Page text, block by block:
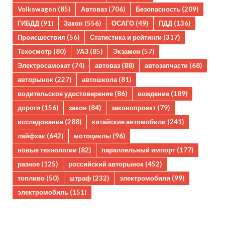
Volkswagen (85) Автоваз (706) Безопасность (209)
ГИБДД (91) Закон (556) ОСАГО (49) ПДД (136)
Происшествия (56) Статистика и рейтинги (317)
Техосмотр (80) УАЗ (85) Экзамен (57)
Электросамокат (74) автоваз (88) автозапчасти (68)
авторынок (227) автошкола (81)
водительское удостоверение (86) вождение (189)
дороги (156) закон (84) законопроект (79)
исследование (288) китайские автомобили (241)
лайфхак (642) мотоциклы (96)
новые технологии (82) параллельный импорт (177)
разное (125) российский авторынок (452)
топливо (50) штраф (232) электромобили (99)
электромобиль (151)